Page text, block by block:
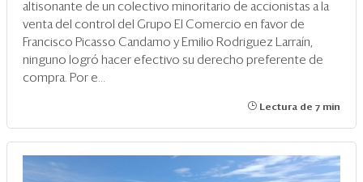
altisonante de un colectivo minoritario de accionistas a la
venta del control del Grupo El Comercio en favor de
Francisco Picasso Candamo y Emilio Rodriguez Larraín,
ninguno logró hacer efectivo su derecho preferente de
compra. Por e...
Lectura de 7 min